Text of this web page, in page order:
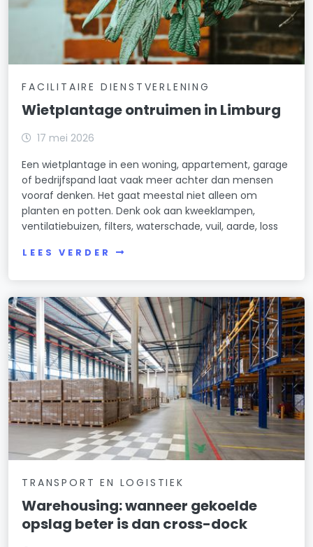
FACILITAIRE DIENSTVERLENING
Wietplantage ontruimen in Limburg
17 mei 2026
Een wietplantage in een woning, appartement, garage
of bedrijfspand laat vaak meer achter dan mensen
vooraf denken. Het gaat meestal niet alleen om
planten en potten. Denk ook aan kweeklampen,
ventilatiebuizen, filters, waterschade, vuil, aarde, loss
LEES VERDER
TRANSPORT EN LOGISTIEK
Warehousing: wanneer gekoelde
opslag beter is dan cross-dock